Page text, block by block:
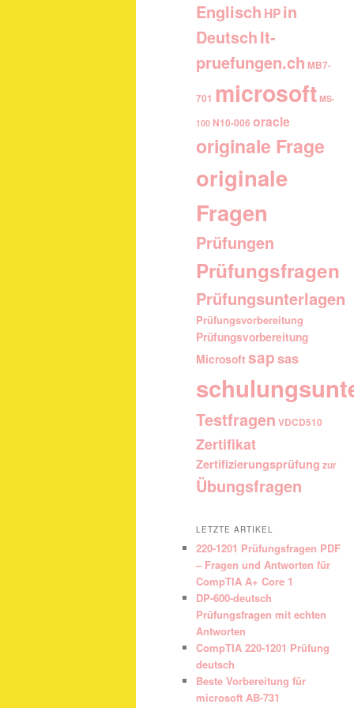
Englisch HPin
DeutschIt-
pruefungen.ch MB7-
701 microsoft MS-
100 N10-006 oracle
originale Frage
originale
Fragen
Prüfungen
Prüfungsfragen
Prüfungsunterlagen
Prüfungsvorbereitung
Prüfungsvorbereitung
Microsoft sapsas
Testfragen VDCD510
Zertifikat
Zertifizierungsprüfung zur
Übungsfragen
LETZTE ARTIKEL
220-1201 Prüfungsfragen PDF
– Fragen und Antworten für
CompTIA A+ Core 1
DP-600-deutsch
Prüfungsfragen mit echten
Antworten
CompTIA 220-1201 Prüfung
deutsch
Beste Vorbereitung für
microsoft AB-731